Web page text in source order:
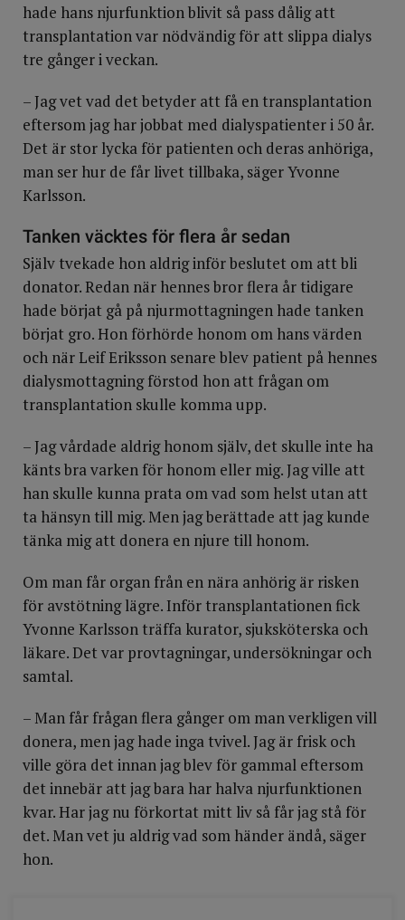
hade hans njurfunktion blivit så pass dålig att
transplantation var nödvändig för att slippa dialys
tre gånger i veckan.
– Jag vet vad det betyder att få en transplantation
eftersom jag har jobbat med dialyspatienter i 50 år.
Det är stor lycka för patienten och deras anhöriga,
man ser hur de får livet tillbaka, säger Yvonne
Karlsson.
Tanken väcktes för flera år sedan
Själv tvekade hon aldrig inför beslutet om att bli
donator. Redan när hennes bror flera år tidigare
hade börjat gå på njurmottagningen hade tanken
börjat gro. Hon förhörde honom om hans värden
och när Leif Eriksson senare blev patient på hennes
dialysmottagning förstod hon att frågan om
transplantation skulle komma upp.
– Jag vårdade aldrig honom själv, det skulle inte ha
känts bra varken för honom eller mig. Jag ville att
han skulle kunna prata om vad som helst utan att
ta hänsyn till mig. Men jag berättade att jag kunde
tänka mig att donera en njure till honom.
Om man får organ från en nära anhörig är risken
för avstötning lägre. Inför transplantationen fick
Yvonne Karlsson träffa kurator, sjuksköterska och
läkare. Det var provtagningar, undersökningar och
samtal.
– Man får frågan flera gånger om man verkligen vill
donera, men jag hade inga tvivel. Jag är frisk och
ville göra det innan jag blev för gammal eftersom
det innebär att jag bara har halva njurfunktionen
kvar. Har jag nu förkortat mitt liv så får jag stå för
det. Man vet ju aldrig vad som händer ändå, säger
hon.